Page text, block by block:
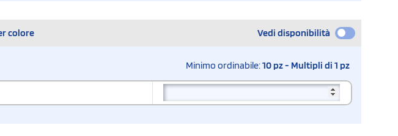
colore Vedi disponibilità
Minimo ordinabile:10 pz - Multipli di 1 pz